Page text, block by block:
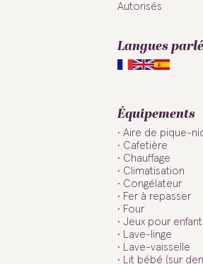
Autorisés
Langues
Équipements
Aire de pique-
Cafetière
Chauffage
Climatisation
Congélateur
Fer à repasser
Four
Jeux pour
Lave-linge
Lave-vaisselle
Lit bébé (sur